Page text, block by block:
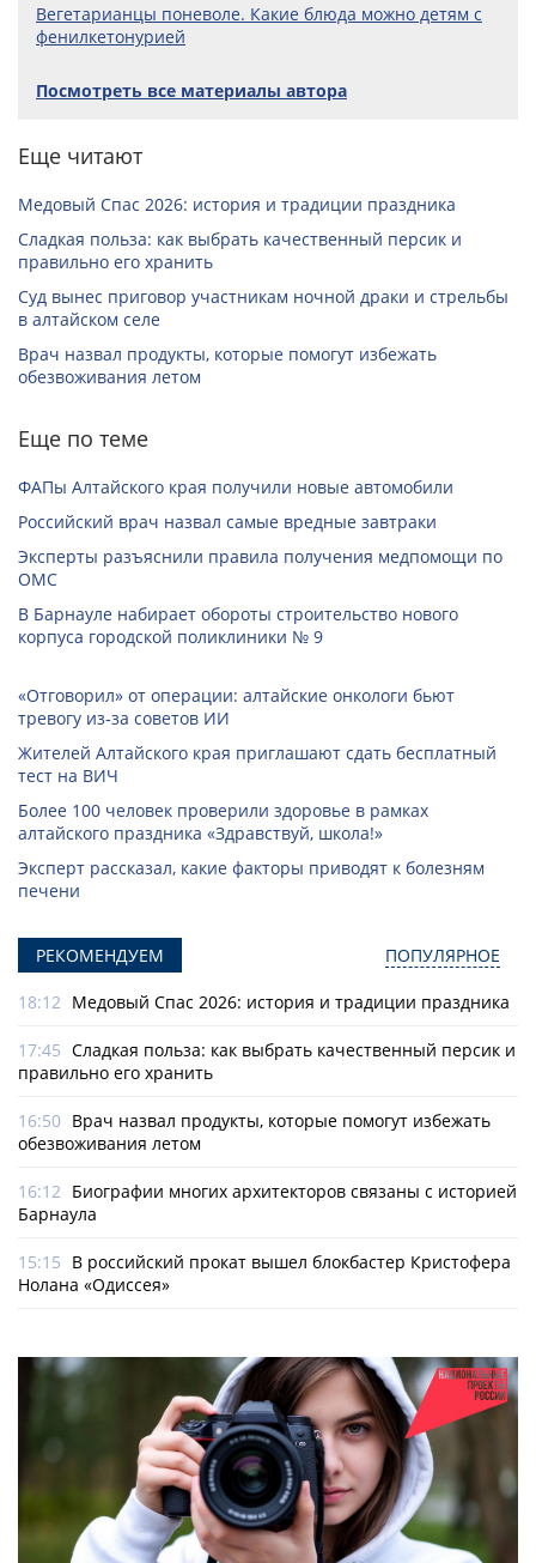
Вегетарианцы поневоле. Какие блюда можно детям с
фенилкетонурией
Посмотреть все материалы автора
Еще читают
Медовый Спас 2026: история и традиции праздника
Сладкая польза: как выбрать качественный персик и
правильно его хранить
Суд вынес приговор участникам ночной драки и стрельбы
в алтайском селе
Врач назвал продукты, которые помогут избежать
обезвоживания летом
Еще по теме
ФАПы Алтайского края получили новые автомобили
Российский врач назвал самые вредные завтраки
Эксперты разъяснили правила получения медпомощи по
ОМС
В Барнауле набирает обороты строительство нового
корпуса городской поликлиники № 9
«Отговорил» от операции: алтайские онкологи бьют
тревогу из‑за советов ИИ
Жителей Алтайского края приглашают сдать бесплатный
тест на ВИЧ
Более 100 человек проверили здоровье в рамках
алтайского праздника «Здравствуй, школа!»
Эксперт рассказал, какие факторы приводят к болезням
печени
РЕКОМЕНДУЕМ ПОПУЛЯРНОЕ
18:12 Медовый Спас 2026: история и традиции праздника
17:45 Сладкая польза: как выбрать качественный персик и
правильно его хранить
16:50 Врач назвал продукты, которые помогут избежать
обезвоживания летом
16:12 Биографии многих архитекторов связаны с историей
Барнаула
15:15 В российский прокат вышел блокбастер Кристофера
Нолана «Одиссея»